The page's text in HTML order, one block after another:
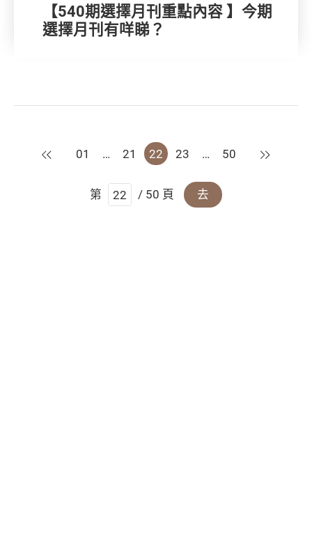
【540期選擇月刊重點內容 】今期
選擇月刊有咩睇？
上一頁
01 … 21 22 23 … 50 下一頁
第 / 50 頁 去